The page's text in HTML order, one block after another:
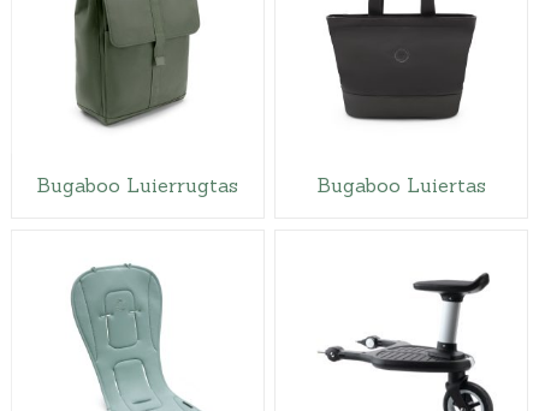
Bugaboo Luierrugtas Bugaboo Luiertas